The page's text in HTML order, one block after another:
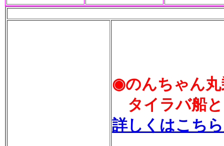
◉のんちゃん丸
タイラバ船と
詳しくはこち